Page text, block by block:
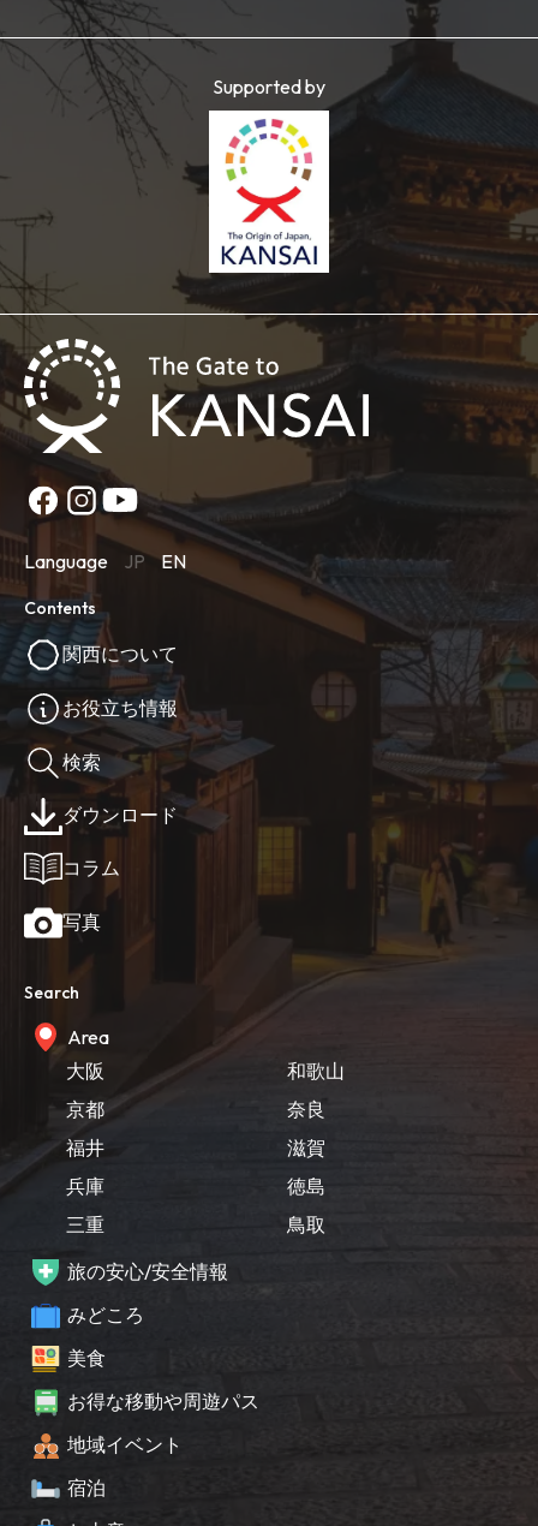
Supported by
Language JP EN
Contents
関西について
お役立ち情報
検索
ダウンロード
コラム
写真
Search
Area
大阪
京都
福井
兵庫
三重
和歌山
奈良
滋賀
徳島
鳥取
旅の安心/安全情報
みどころ
美食
お得な移動や周遊パス
地域イベント
宿泊